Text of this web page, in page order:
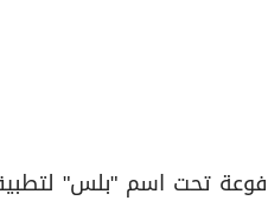
تحت اسم "بلس"